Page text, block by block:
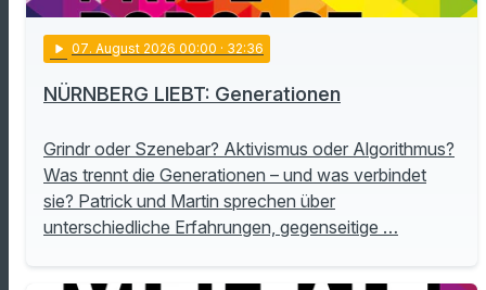
play_arrow 07. August 2026 00:00 · 32:36
NÜRNBERG LIEBT: Generationen
Grindr oder Szenebar? Aktivismus oder Algorithmus?
Was trennt die Generationen – und was verbindet
sie? Patrick und Martin sprechen über
unterschiedliche Erfahrungen, gegenseitige …